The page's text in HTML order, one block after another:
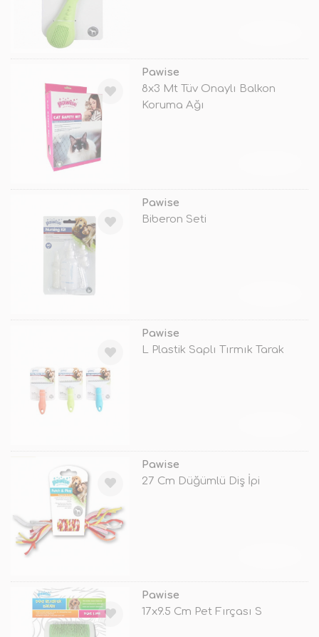
Pawise
8x3 Mt Tüv Onaylı Balkon
Koruma Ağı
Pawise
Biberon Seti
Pawise
L Plastik Saplı Tırmık Tarak
Pawise
27 Cm Düğümlü Diş İpi
Pawise
17x9.5 Cm Pet Fırçası S